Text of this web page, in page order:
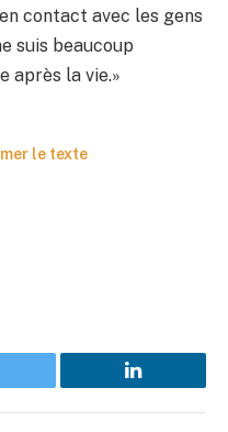
contact avec les gens
suis beaucoup
après la vie.»
le texte
LinkedIn